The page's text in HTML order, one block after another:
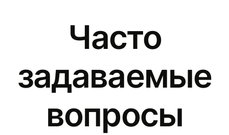
Часто
задаваемые
вопросы